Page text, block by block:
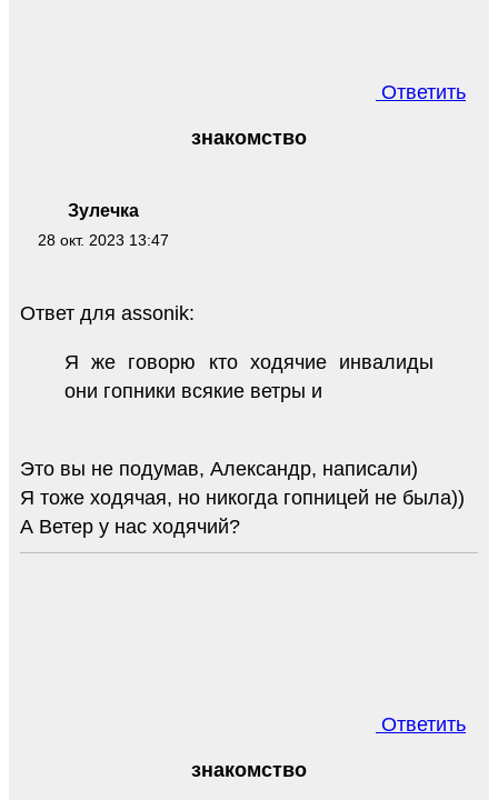
Ответить
Зулечка
28 окт. 2023 13:47
знакомство
Ответ для assonik:
Я же говорю кто ходячие инвалиды
они гопники всякие ветры и
Это вы не подумав, Александр, написали)
Я тоже ходячая, но никогда гопницей не была))
А Ветер у нас ходячий?
Ответить
знакомство